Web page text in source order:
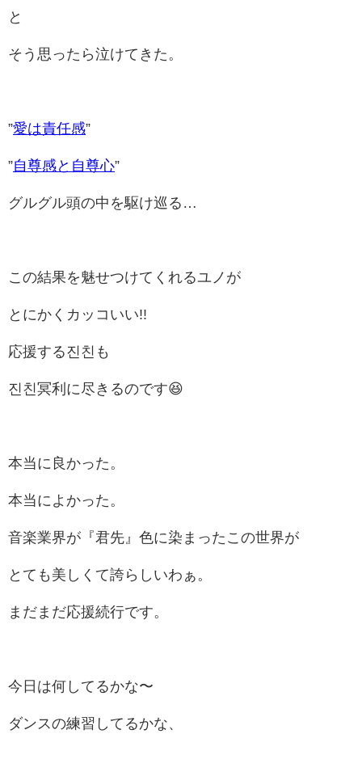
と
そう思ったら泣けてきた。
”愛は責任感”
”自尊感と自尊心”
グルグル頭の中を駆け巡る…
この結果を魅せつけてくれるユノが
とにかくカッコいい!!
応援する진친も
진친冥利に尽きるのです😆
本当に良かった。
本当によかった。
音楽業界が『君先』色に染まったこの世界が
とても美しくて誇らしいわぁ。
まだまだ応援続行です。
今日は何してるかな〜
ダンスの練習してるかな、